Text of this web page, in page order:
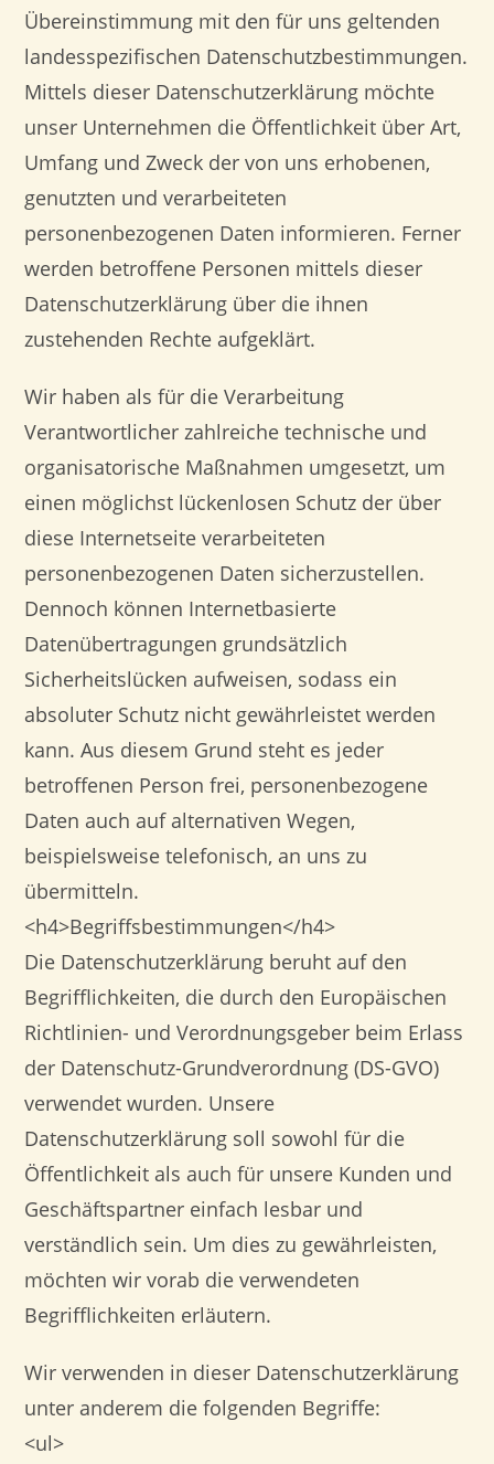
Übereinstimmung mit den für uns geltenden
landesspezifischen Datenschutzbestimmungen.
Mittels dieser Datenschutzerklärung möchte
unser Unternehmen die Öffentlichkeit über Art,
Umfang und Zweck der von uns erhobenen,
genutzten und verarbeiteten
personenbezogenen Daten informieren. Ferner
werden betroffene Personen mittels dieser
Datenschutzerklärung über die ihnen
zustehenden Rechte aufgeklärt.
Wir haben als für die Verarbeitung
Verantwortlicher zahlreiche technische und
organisatorische Maßnahmen umgesetzt, um
einen möglichst lückenlosen Schutz der über
diese Internetseite verarbeiteten
personenbezogenen Daten sicherzustellen.
Dennoch können Internetbasierte
Datenübertragungen grundsätzlich
Sicherheitslücken aufweisen, sodass ein
absoluter Schutz nicht gewährleistet werden
kann. Aus diesem Grund steht es jeder
betroffenen Person frei, personenbezogene
Daten auch auf alternativen Wegen,
beispielsweise telefonisch, an uns zu
übermitteln.
<h4>Begriffsbestimmungen</h4>
Die Datenschutzerklärung beruht auf den
Begrifflichkeiten, die durch den Europäischen
Richtlinien- und Verordnungsgeber beim Erlass
der Datenschutz-Grundverordnung (DS-GVO)
verwendet wurden. Unsere
Datenschutzerklärung soll sowohl für die
Öffentlichkeit als auch für unsere Kunden und
Geschäftspartner einfach lesbar und
verständlich sein. Um dies zu gewährleisten,
möchten wir vorab die verwendeten
Begrifflichkeiten erläutern.
Wir verwenden in dieser Datenschutzerklärung
unter anderem die folgenden Begriffe:
<ul>